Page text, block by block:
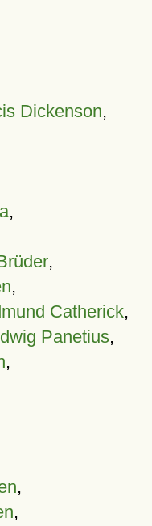
Dickenson,
,
,
,
Catherick,
Panetius,
,
,
,